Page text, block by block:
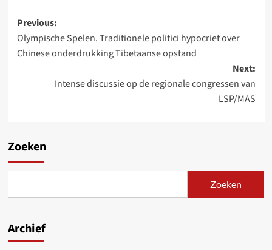
Post
navigation
Previous:
Olympische Spelen. Traditionele politici hypocriet over
Chinese onderdrukking Tibetaanse opstand
Next:
Intense discussie op de regionale congressen van
LSP/MAS
Zoeken
Zoeken
Archief